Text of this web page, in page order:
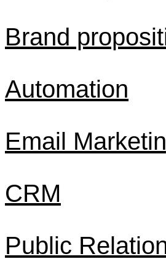
Brand
Automation
Email
CRM
Public